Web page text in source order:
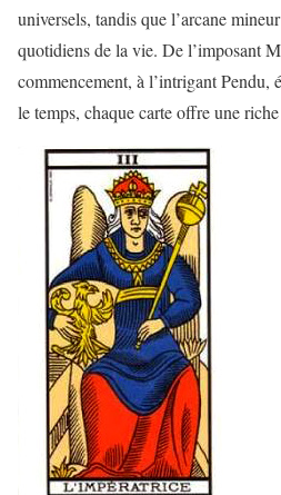
universels, tandis que l’arcane
quotidiens de la vie. De l’imposant
commencement, à l’intrigant Pendu,
le temps, chaque carte offre une